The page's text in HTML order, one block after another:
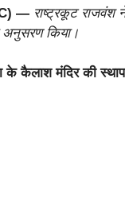
— राष्ट्रकूट राजवंश
किया।
के कैलाश मंदिर की